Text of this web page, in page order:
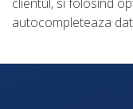
autocompleteaza